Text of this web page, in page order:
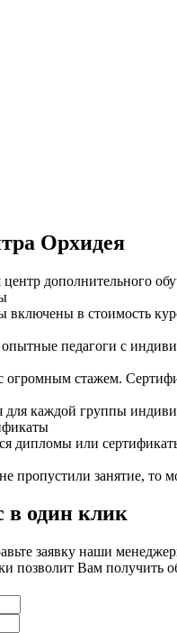
Орхидея
дополнительного
включены в стоимость
педагоги с
огромным стажем.
для каждой группы
дипломы или
пропустили занятие, то
в один клик
заявку наши
позволит Вам получить